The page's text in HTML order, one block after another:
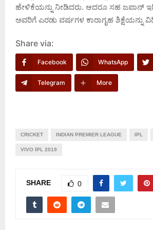
ಹೇಳಿಕೆಯನ್ನು ನೀಡಿದರು. ಆದರೂ ಸಹ ಜಪಾನ್
ಅವರಿಗೆ ಎರಡು ವರ್ಷಗಳ ಕಾರಾಗೃಹ ಶಿಕ್ಷೆಯನ್ನು
Share via:
Facebook WhatsApp
Telegram More
CRICKET INDIAN PREMIER LEAGUE IPL
VIVO IPL 2019
SHARE 0